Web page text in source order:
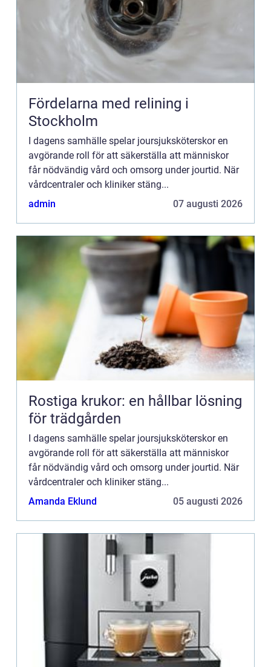
Fördelarna med relining i
Stockholm
I dagens samhälle spelar joursjuksköterskor en
avgörande roll för att säkerställa att människor
får nödvändig vård och omsorg under jourtid. När
vårdcentraler och kliniker stäng...
admin
07 augusti 2026
Rostiga krukor: en hållbar lösning
för trädgården
I dagens samhälle spelar joursjuksköterskor en
avgörande roll för att säkerställa att människor
får nödvändig vård och omsorg under jourtid. När
vårdcentraler och kliniker stäng...
Amanda Eklund
05 augusti 2026